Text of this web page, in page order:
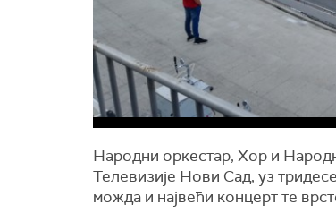
Народни оркестар, Хор и
Телевизије Нови Сад, уз
можда и највећи концерт те